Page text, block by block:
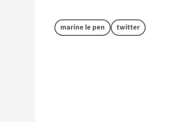
marine le pen twitter